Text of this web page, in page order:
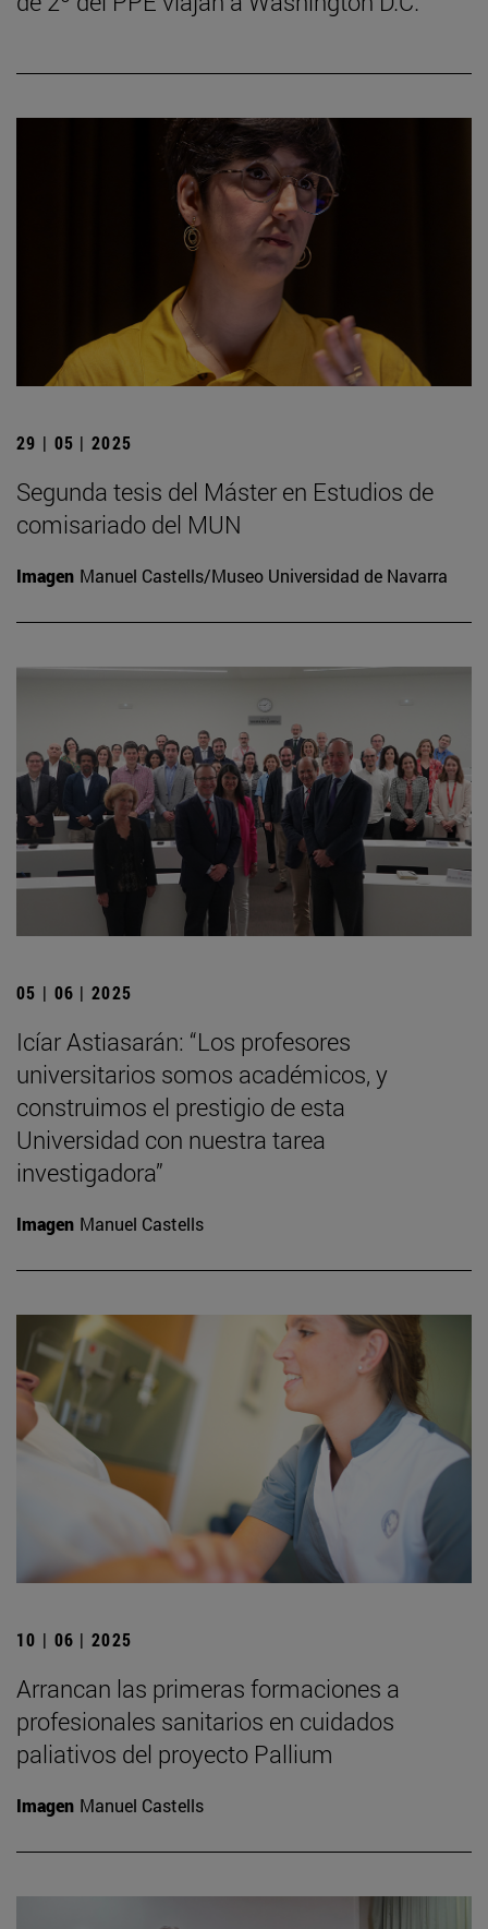
29 | 05 | 2025
Segunda tesis del Máster en Estudios de
comisariado del MUN
Imagen Manuel Castells/Museo Universidad de Navarra
05 | 06 | 2025
Icíar Astiasarán: “Los profesores
universitarios somos académicos, y
construimos el prestigio de esta
Universidad con nuestra tarea
investigadora”
Imagen Manuel Castells
10 | 06 | 2025
Arrancan las primeras formaciones a
profesionales sanitarios en cuidados
paliativos del proyecto Pallium
Imagen Manuel Castells